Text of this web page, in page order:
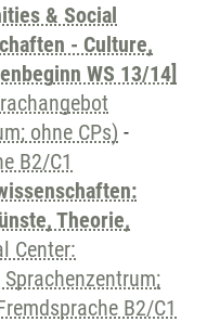
& Social
- Culture,
WS 13/14]
ohne CPs) -
B2/C1
Theorie,
Center:
B2/C1